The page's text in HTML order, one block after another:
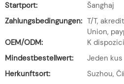
Startport:
Šanghaj
Zahlungsbedingungen: T/T,
Union,
OEM/ODM:
K dispozici
Mindestbestellwert:
Jeden kus
Herkunftsort:
Suzhou,